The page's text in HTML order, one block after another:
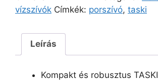
vízszívók Címkék: porszívó, taski
Leírás
Kompakt és robusztus